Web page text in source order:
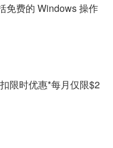
免费的 Windows 操作
限时优惠*每月仅限$2